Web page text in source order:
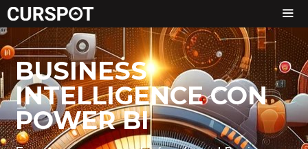
BUSINESS
INTELLIGENCE CON
POWER BI